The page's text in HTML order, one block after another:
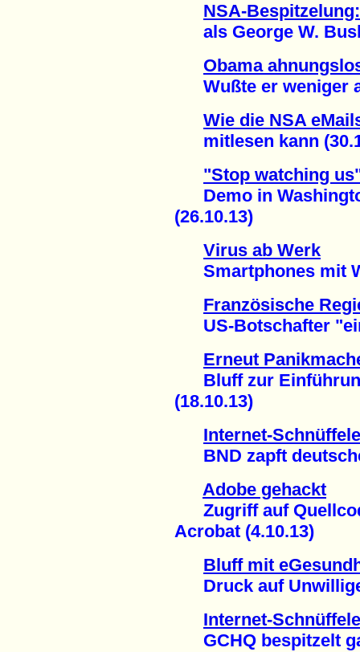
NSA-
als George W.
Obama
Wußte er weniger
Wie die NSA
mitlesen kann
"Stop watching
Demo in
(26.10.13)
Virus ab Werk
Smartphones mit
Französische
US-Botschafter
Erneut
Bluff zur
(18.10.13)
Internet-
BND zapft
Adobe gehackt
Zugriff auf
Acrobat (4.10.13)
Bluff mit
Druck auf Unwillige
Internet-
GCHQ bespitzelt